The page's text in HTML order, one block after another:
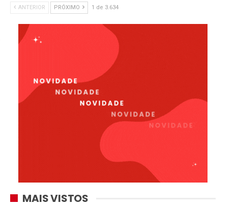
ANTERIOR PRÓXIMO 1 de 3.634
MAIS VISTOS